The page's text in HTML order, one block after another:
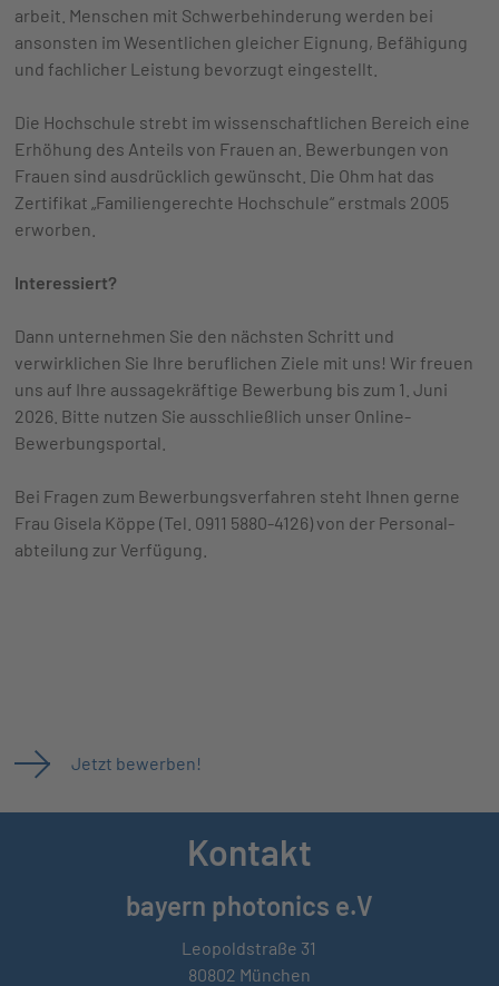
arbeit. Menschen mit Schwer­behinderung werden bei
ansonsten im Wesent­lichen gleicher Eignung, Befähigung
und fachlicher Leistung bevorzugt eingestellt.
Die Hochschule strebt im wissenschaftlichen Bereich eine
Erhöhung des Anteils von Frauen an. Bewerbungen von
Frauen sind ausdrücklich gewünscht. Die Ohm hat das
Zertifikat „Familiengerechte Hochschule“ erstmals 2005
erworben.
Interessiert?
Dann unternehmen Sie den nächsten Schritt und
verwirklichen Sie Ihre beruflichen Ziele mit uns! Wir freuen
uns auf Ihre aussage­kräftige Bewer­bung bis zum 1. Juni
2026. Bitte nutzen Sie ausschließlich unser Online-
Bewerbungsportal.
Bei Fragen zum Bewerbungs­verfahren steht Ihnen gerne
Frau Gisela Köppe (Tel. 0911 5880-4126) von der Personal­
abteilung zur Verfügung.
Jetzt bewerben!
Kontakt
bayern photonics e.V
Leopoldstraße 31
80802 München